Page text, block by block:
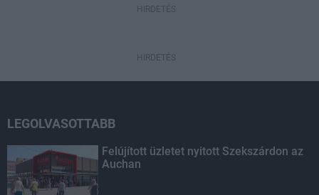
HIRDETÉS
HIRDETÉS
LEGOLVASOTTABB
Felújított üzletet nyitott Szekszárdon az
Auchan